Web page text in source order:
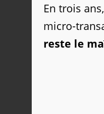
En trois ans,
micro-
reste le